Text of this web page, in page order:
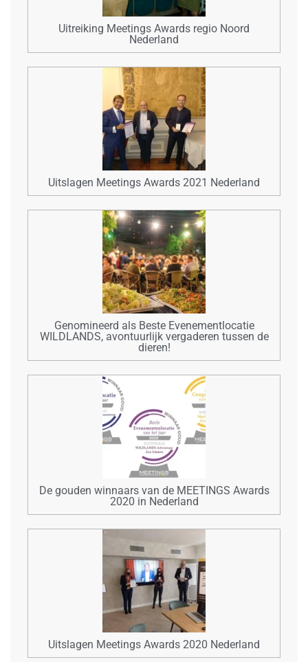
Uitreiking Meetings Awards regio Noord
Nederland
Uitslagen Meetings Awards 2021 Nederland
Genomineerd als Beste Evenementlocatie
WILDLANDS, avontuurlijk vergaderen tussen de
dieren!
De gouden winnaars van de MEETINGS Awards
2020 in Nederland
Uitslagen Meetings Awards 2020 Nederland